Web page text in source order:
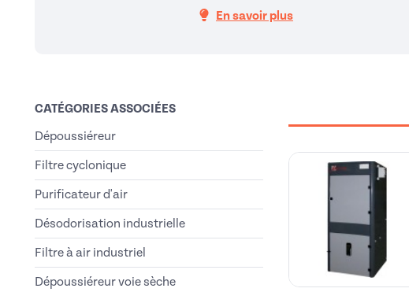
En savoir plus
CATÉGORIES ASSOCIÉES
Dépoussiéreur
Filtre cyclonique
Purificateur d'air
Désodorisation industrielle
Filtre à air industriel
Dépoussiéreur voie sèche